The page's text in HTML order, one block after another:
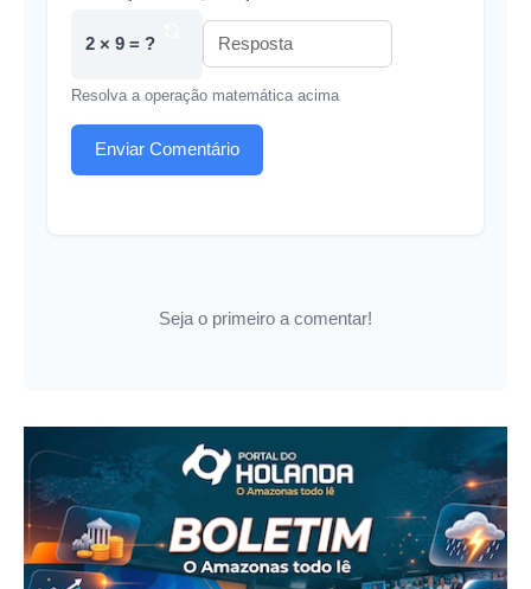
2 × 9 = ?
Resolva a operação matemática acima
Enviar Comentário
Seja o primeiro a comentar!